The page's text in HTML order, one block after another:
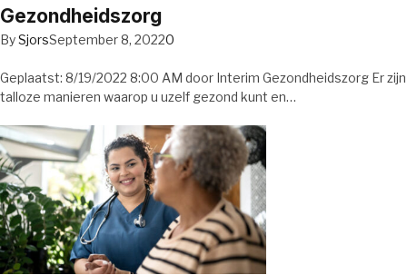
Gezondheidszorg
BySjorsSeptember 8, 20220
Geplaatst: 8/19/2022 8:00 AM door Interim Gezondheidszorg Er zijn
talloze manieren waarop u uzelf gezond kunt en…